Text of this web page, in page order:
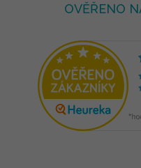
OVĚŘENO